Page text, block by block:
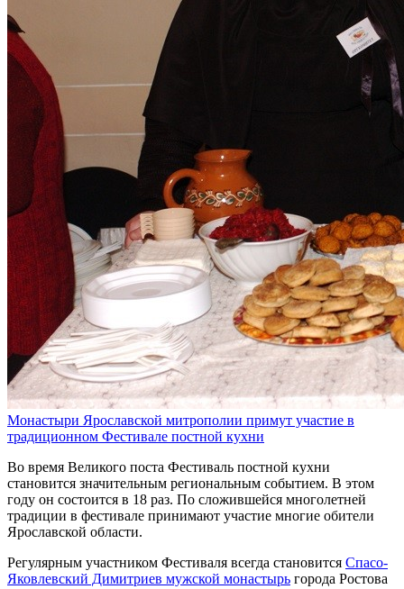
Монастыри Ярославской митрополии примут участие в
традиционном Фестивале постной кухни
Во время Великого поста Фестиваль постной кухни
становится значительным региональным событием. В этом
году он состоится в 18 раз. По сложившейся многолетней
традиции в фестивале принимают участие многие обители
Ярославской области.
Регулярным участником Фестиваля всегда становится Спасо-
Яковлевский Димитриев мужской монастырь города Ростова